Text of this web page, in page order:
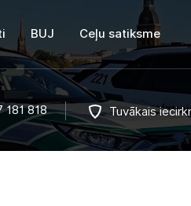
BUJ Ceļu satiksme
181 818 Tuvākais